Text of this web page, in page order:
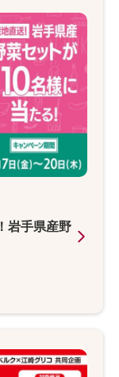
岩手県産野